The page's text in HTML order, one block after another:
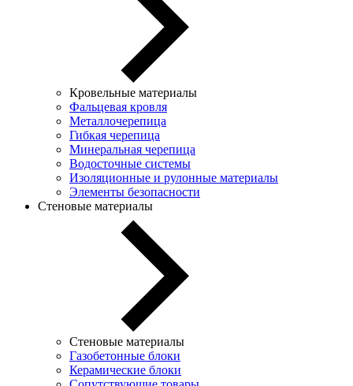
Кровельные материалы
Фальцевая кровля
Металлочерепица
Гибкая черепица
Минеральная черепица
Водосточные системы
Изоляционные и рулонные материалы
Элементы безопасности
Стеновые материалы
Стеновые материалы
Газобетонные блоки
Керамические блоки